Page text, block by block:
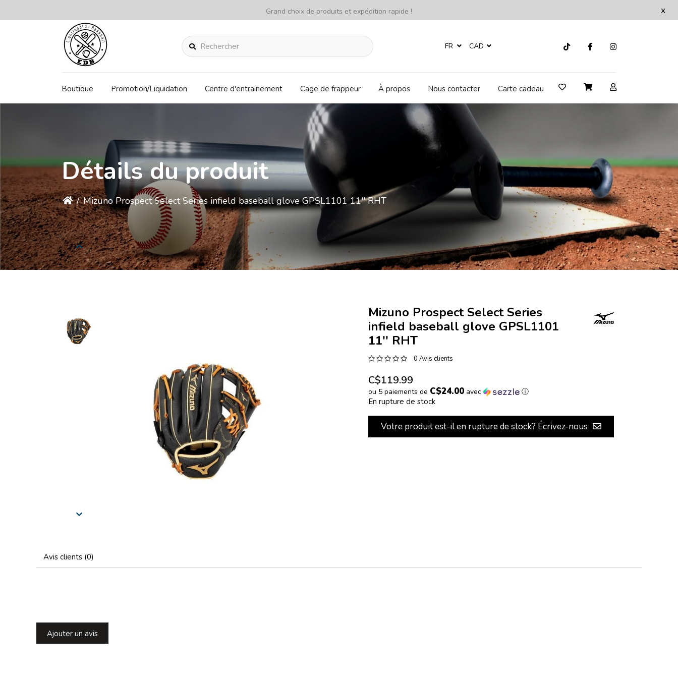
x
Grand choix de produits et expédition rapide !
Rechercher FR CAD
Boutique Promotion/Liquidation Centre d'entrainement Cage de frappeur À propos Nous contacter Carte cadeau
Détails du produit
/ Mizuno Prospect Select Series infield baseball glove GPSL1101 11'' RHT
Mizuno Prospect Select Series
infield baseball glove GPSL1101
11'' RHT
0 Avis clients
C$119.99
ou 5 paiements de C$24.00avec ⓘ
En rupture de stock
Votre produit est-il en rupture de stock? Écrivez-nous
Avis clients (0)
Ajouter un avis